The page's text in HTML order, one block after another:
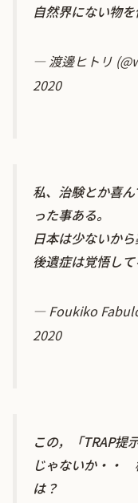
自然界にない物
— 渡邊ヒトリ
2020
私、治験とか喜
った事ある。
日本は少ないか
後遺症は覚悟して
— Foukiko
2020
この，「TRAP提
じゃないか・・
は？